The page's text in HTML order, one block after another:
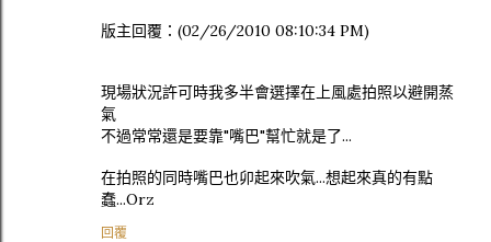
版主回覆：(02/26/2010 08:10:34 PM)
現場狀況許可時我多半會選擇在上風處拍照以避開蒸
氣
不過常常還是要靠"嘴巴"幫忙就是了...
在拍照的同時嘴巴也卯起來吹氣...想起來真的有點
蠢...Orz
回覆